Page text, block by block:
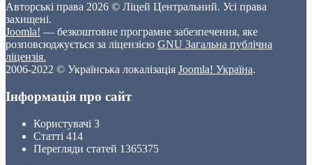
Авторські права 2026 © Ліцей Центральний. Усі права
захищені.
Joomla! — безкоштовне програмне забезпечення, яке
розповсюджується за ліцензією GNU Загальна публічна
ліцензія.
2006-2022 © Українська локалізація Joomla! Україна.
Інформація про сайт
Користувачі 3
Статті 414
Перегляди статей 1365375